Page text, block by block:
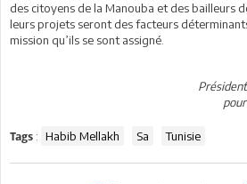
des citoyens de la Manouba et des bailleurs
leurs projets seront des facteurs
mission qu’ils se sont assigné.
Tags : Habib Mellakh Sa Tunisie